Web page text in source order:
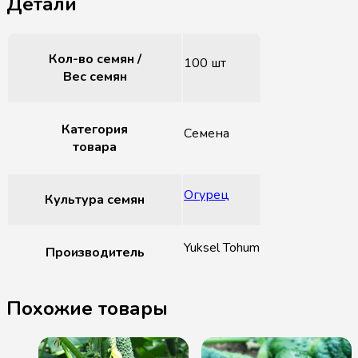
Кол-во семян /
Вес семян
100 шт
Категория
товара
Семена
Культура семян Огурец
Производитель Yuksel Tohum
Похожие товары